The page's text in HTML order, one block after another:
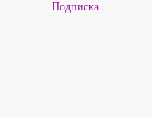
Подписка